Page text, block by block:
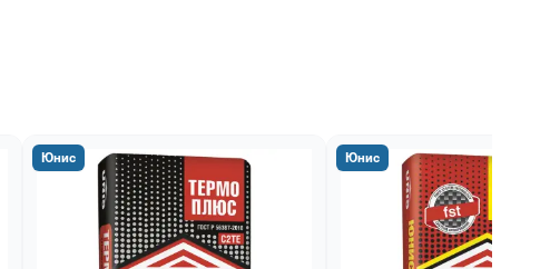
Юнис Юнис